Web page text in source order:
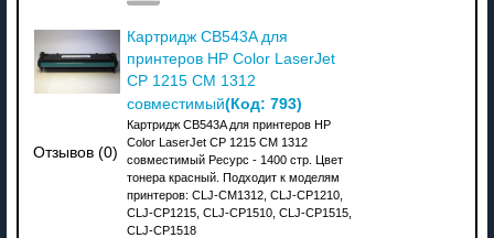
Отзывов (0)
Картридж CB543A для
принтеров HP Color LaserJet
CP 1215 CM 1312
совместимый(Код: 793)
Картридж CB543A для принтеров HP
Color LaserJet CP 1215 CM 1312
совместимый Ресурс - 1400 стр. Цвет
тонера красный. Подходит к моделям
принтеров: CLJ-CM1312, CLJ-CP1210,
CLJ-CP1215, CLJ-CP1510, CLJ-CP1515,
CLJ-CP1518